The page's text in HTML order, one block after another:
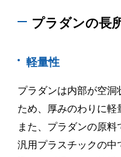
プラダンの長
軽量性
プラダンは内部が空洞
ため、厚みのわりに軽
また、プラダンの原料
汎用プラスチックの中